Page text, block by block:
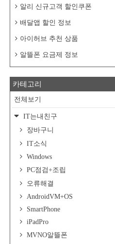
알리 신규고객 할인쿠폰
배달앱 할인 정보
아이허브 추천 상품
알뜰폰 요금제 정보
카테고리
전체보기
IT는내친구
장바구니
IT소식
Windows
PC점검+조립
오류해결
AndroidVM+OS
SmartPhone
iPadPro
MVNO알뜰폰